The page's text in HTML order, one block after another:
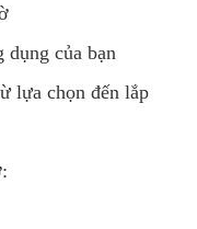
của bạn
lựa chọn đến lắp